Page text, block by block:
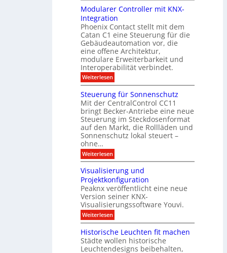
r
a
u
c
h
m
e
l
d
e
r
n
n
g
s
z
e
n
t
r
u
m
g
e
h
t
e
r
f
o
l
g
r
e
i
c
h
z
u
E
n
e
n
s
o
r
m
i
t
D
i
s
p
a
y
g
e
-
A
I
f
ü
r
G
e
b
u
d
e
:
D
a
t
e
n
a
n
l
y
s
e
d
i
r
e
k
t
Modularer Controller mit KNX-
Integration
Phoenix Contact stellt mit dem
Catan C1 eine Steuerung für die
Gebäudeautomation vor, die
eine offene Architektur,
modulare Erweiterbarkeit und
Interoperabilität verbindet.
Weiterlesen:
M
d
u
l
a
r
e
r
C
o
n
t
o
l
l
e
r
m
i
t
K
N
Steuerung für Sonnenschutz
Mit der CentralControl CC11
bringt Becker-Antriebe eine neue
Steuerung im Steckdosenformat
auf den Markt, die Rollläden und
Sonnenschutz lokal steuert –
ohne…
Weiterlesen:
S
e
u
e
r
u
n
g
f
ü
r
S
Visualisierung und
Projektkonfiguration
Peaknx veröffentlicht eine neue
Version seiner KNX-
Visualisierungssoftware Youvi.
Weiterlesen:
V
s
u
a
Historische Leuchten fit machen
Städte wollen historische
Leuchtendesigns beibehalten,